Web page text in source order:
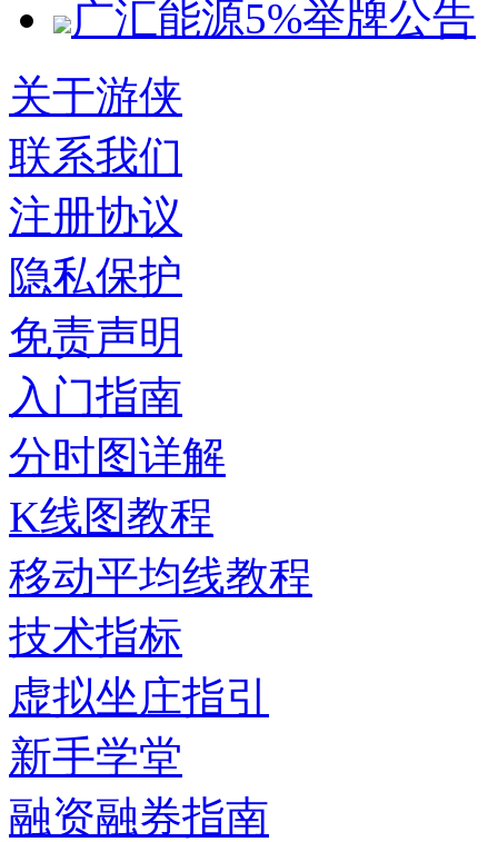
广汇能源5%举牌公告
关于游侠
联系我们
注册协议
隐私保护
免责声明
入门指南
分时图详解
K线图教程
移动平均线教程
技术指标
虚拟坐庄指引
新手学堂
融资融券指南